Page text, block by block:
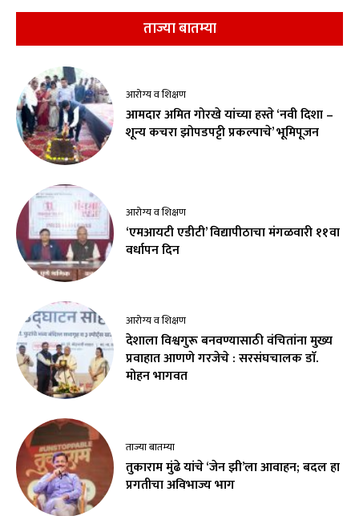
ताज्या बातम्या
आरोग्य व शिक्षण
आमदार अमित गोरखे यांच्या हस्ते ‘नवी दिशा –
शून्य कचरा झोपडपट्टी प्रकल्पाचे’ भूमिपूजन
आरोग्य व शिक्षण
‘एमआयटी एडीटी’ विद्यापीठाचा मंगळवारी ११वा
वर्धापन दिन
आरोग्य व शिक्षण
देशाला विश्वगुरू बनवण्यासाठी वंचितांना मुख्य
प्रवाहात आणणे गरजेचे : सरसंघचालक डाॅ.
मोहन भागवत
ताज्या बातम्या
तुकाराम मुंढे यांचे ‘जेन झी’ला आवाहन; बदल हा
प्रगतीचा अविभाज्य भाग